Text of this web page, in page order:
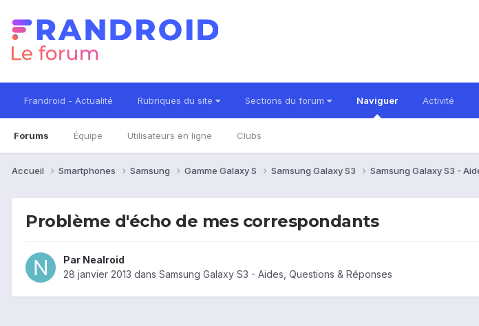
Frandroid - Actualité Rubriques du site Sections du forum Naviguer
Forums Équipe Utilisateurs en ligne Clubs
Activité
Accueil Smartphones Samsung Gamme Galaxy S Samsung Galaxy S3 Samsung Galaxy S3 -
Problème d'écho de mes correspondants
Par Nealroid
28 janvier 2013 dans Samsung Galaxy S3 - Aides, Questions & Réponses